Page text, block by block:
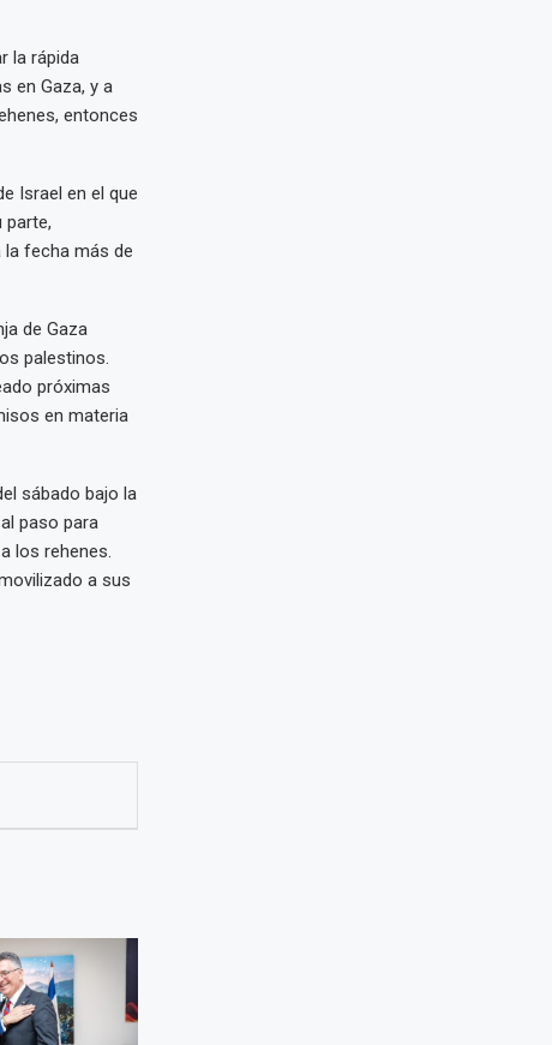
la rápida
en Gaza, y a
entonces
Israel en el que
parte,
la fecha más de
de Gaza
palestinos.
próximas
en materia
sábado bajo la
paso para
los rehenes.
a sus